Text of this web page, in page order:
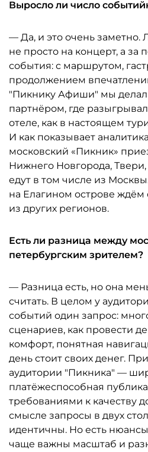
Выросло ли число
— Да, и это очень заметно.
не просто на концерт, а за
события: с маршрутом,
продолжением
"Пикнику Афиши" мы
партнёром, где
отеле, как в настоящем
И как показывает
московский «Пикник»
Нижнего Новгорода,
едут в том числе из
на Елагином острове
из других регионов.
Есть ли разница между
петербургским зрителем?
— Разница есть, но она
считать. В целом у
событий один запрос:
сценариев, как провести
комфорт, понятная
день стоит своих денег.
аудитории "Пикника" —
платёжеспособная
требованиями к качеству
смысле запросы в двух
идентичны. Но есть
чаще важны масштаб и